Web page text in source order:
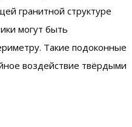
гранитной структуре
могут быть
Такие подоконные
воздействие твёрдыми